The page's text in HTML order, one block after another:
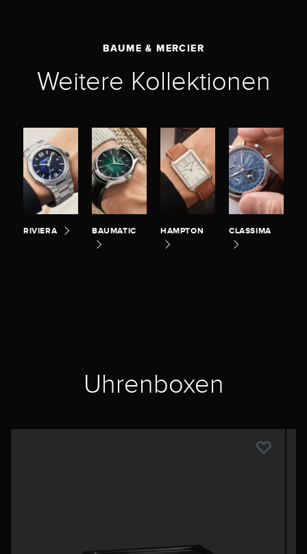
BAUME & MERCIER
Weitere Kollektionen
RIVIERA BAUMATIC HAMPTON CLASSIMA
Uhrenboxen